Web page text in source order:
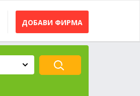
ДОБАВИ ФИРМА